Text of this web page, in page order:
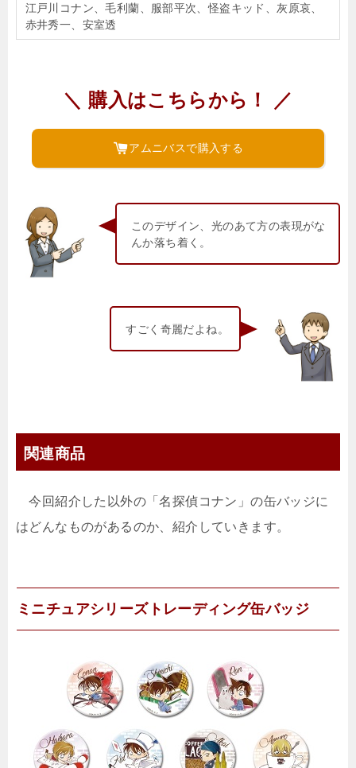
江戸川コナン、毛利蘭、服部平次、怪盗キッド、灰原哀、
赤井秀一、安室透
＼ 購入はこちらから！ ／
アムニバスで購入する
このデザイン、光のあて方の表現がな
んか落ち着く。
すごく奇麗だよね。
関連商品
今回紹介した以外の「名探偵コナン」の缶バッジに
はどんなものがあるのか、紹介していきます。
ミニチュアシリーズトレーディング缶バッジ